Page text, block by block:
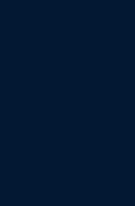
invite à
de 06 h 30 à
une réception
de